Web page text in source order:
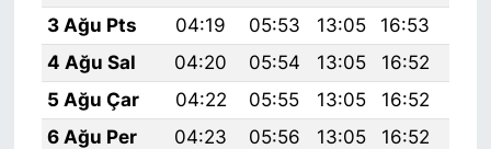
3 Ağu Pts
04:19 05:53 13:05 16:53
4 Ağu Sal
04:20 05:54 13:05 16:52
5 Ağu Çar
04:22 05:55 13:05 16:52
6 Ağu Per
04:23 05:56 13:05 16:52